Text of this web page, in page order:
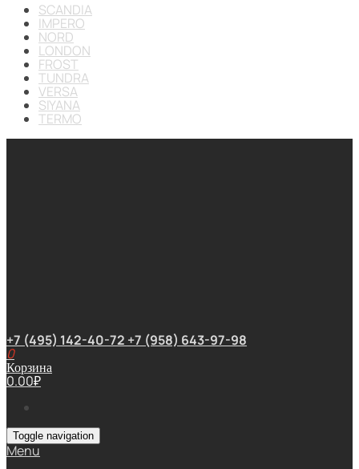
SCANDIA
IMPERO
NORD
LONDON
FROST
TUNDRA
VERSA
SIYANA
TERMO
+7 (495) 142-40-72 +7 (958) 643-97-98
0
Корзина
0.00₽
Toggle navigation
Menu